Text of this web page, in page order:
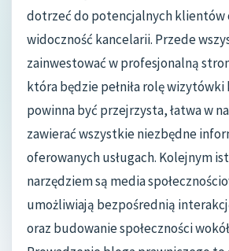
dotrzeć do potencjalnych klientów
widoczność kancelarii. Przede
zainwestować w profesjonalną
która będzie pełniła rolę
powinna być przejrzysta, łatwa w
zawierać wszystkie niezbędne
oferowanych usługach. Kolejnym
narzędziem są media
umożliwiają bezpośrednią
oraz budowanie społeczności